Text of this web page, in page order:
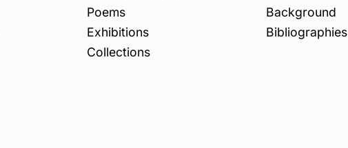
Poems
Exhibitions
Collections
Background
Bibliographies